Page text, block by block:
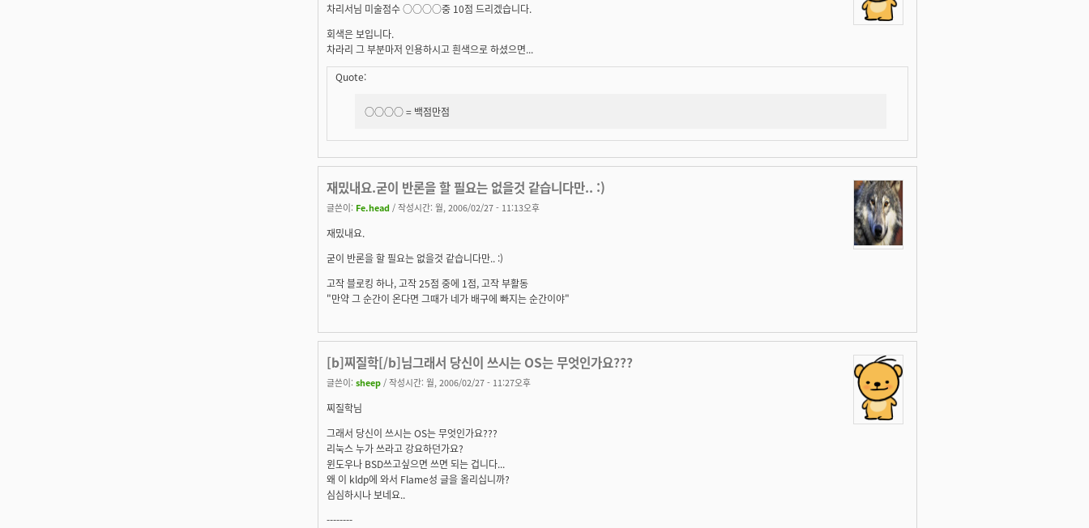
차리서님 미술점수 ○○○○중 10점 드리겠습니다.
회색은 보입니다.
차라리 그 부분마저 인용하시고 흰색으로 하셨으면...
Quote:
○○○○ = 백점만점
재밌내요.굳이 반론을 할 필요는 없을것 같습니다만.. :)
글쓴이: Fe.head / 작성시간: 월, 2006/02/27 - 11:13오후
재밌내요.
굳이 반론을 할 필요는 없을것 같습니다만.. :)
고작 블로킹 하나, 고작 25점 중에 1점, 고작 부활동
"만약 그 순간이 온다면 그때가 네가 배구에 빠지는 순간이야"
[b]찌질학[/b]님그래서 당신이 쓰시는 OS는 무엇인가요???
글쓴이: sheep / 작성시간: 월, 2006/02/27 - 11:27오후
찌질학님
그래서 당신이 쓰시는 OS는 무엇인가요???
리눅스 누가 쓰라고 강요하던가요?
윈도우나 BSD쓰고싶으면 쓰면 되는 겁니다...
왜 이 kldp에 와서 Flame성 글을 올리십니까?
심심하시나 보네요..
--------